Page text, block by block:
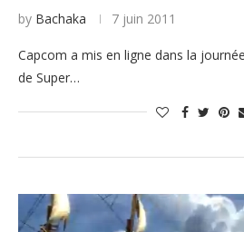
by Bachaka 7 juin 2011
Capcom a mis en ligne dans la
de Super…